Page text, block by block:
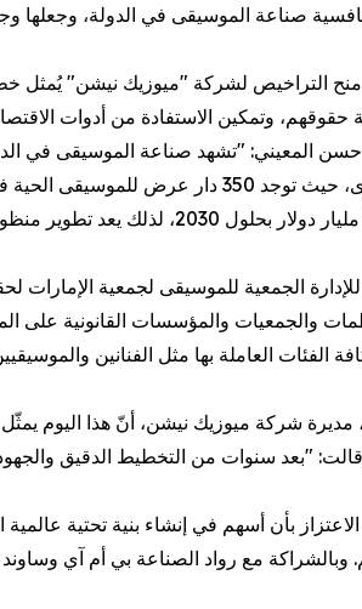
صناعة الموسيقى في الدولة، وجعلها
التراخيص لشركة "ميوزيك نيشن" يُمثل
المعيني: "تشهد صناعة الموسيقى في
2024، مع توقعات بالوصول إلى
الجمعية للموسيقى لجمعية
والجمعيات والمؤسسات القانونية على
العاملة بها مثل الفنانين
مديرة شركة ميوزيك نيشن، أنّ هذا
وقالت: "بعد سنوات من التخطيط الدقيق
بأن أسهم في إنشاء بنية تحتية
وبالشراكة مع رواد الصناعة بي أم آي